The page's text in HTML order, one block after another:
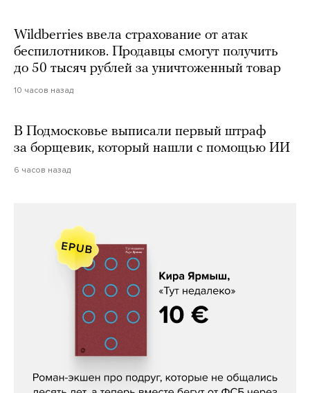
Wildberries ввела страхование от атак
беспилотников. Продавцы смогут получить
до 50 тысяч рублей за уничтоженный товар
10 часов назад
В Подмосковье выписали первый штраф
за борщевик, который нашли с помощью ИИ
6 часов назад
Кира Ярмыш, «Тут недалеко»